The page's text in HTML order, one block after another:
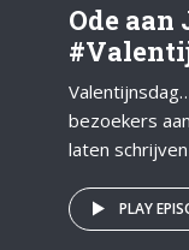
Ode aan
bezoekers
laten
PLAY